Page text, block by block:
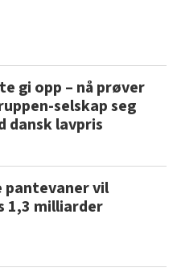
gi opp – nå prøver
selskap seg
dansk lavpris
pantevaner vil
1,3 milliarder